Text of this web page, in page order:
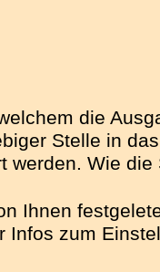
die
Stelle in
werden. Wie die
Ihnen
Infos zum